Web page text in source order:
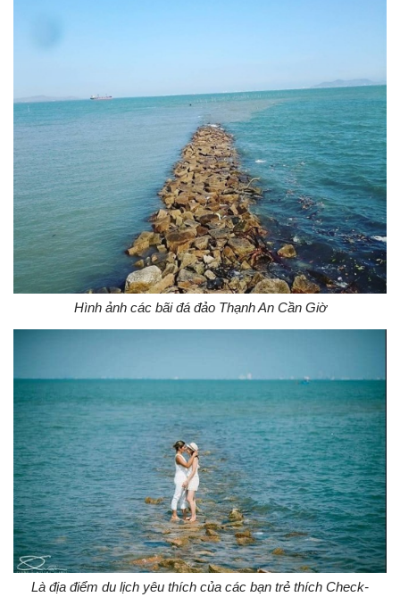
Hình ảnh các bãi đá đảo Thạnh An Cần Giờ
Là địa điểm du lịch yêu thích của các bạn trẻ thích Check-